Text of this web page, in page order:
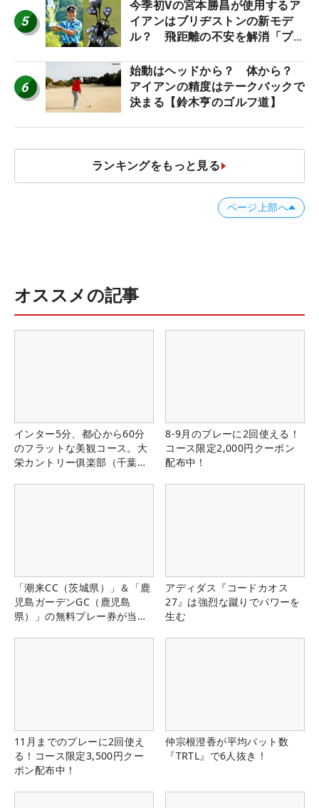
5
今季初Vの宮本勝昌が使用するア
イアンはブリヂストンの新モデ
ル？ 飛距離の不安を解消「プラ
6
始動はヘッドから？ 体から？
アイアンの精度はテークバックで
決まる【鈴木亨のゴルフ道】
ランキングをもっと見る
ページ上部へ
オススメの記事
インター5分、都心から60分
のフラットな美観コース。大
栄カントリー俱楽部（千葉
8-9月のプレーに2回使える！
コース限定2,000円クーポン
配布中！
「潮来CC（茨城県）」＆「鹿
児島ガーデンGC（鹿児島
県）」の無料プレー券が当た
アディダス『コードカオス
27』は強烈な蹴りでパワーを
生む
11月までのプレーに2回使え
る！コース限定3,500円クー
ポン配布中！
仲宗根澄香が平均パット数
『TRTL』で6人抜き！